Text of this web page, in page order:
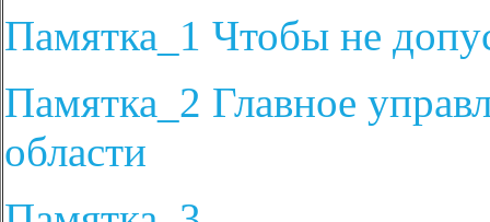
Памятка_1 Чтобы не
Памятка_2 Главное
области